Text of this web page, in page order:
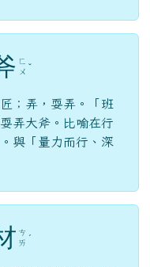
ㄈ
ㄨ ˇ
；弄，耍弄。「班
弄大斧。比喻在行
與「量力而行、深
ㄘ
ㄞ ˊ